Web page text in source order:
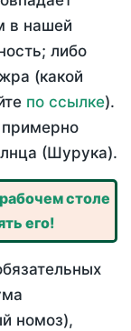
в нашей
либо
(какой
по ссылке).
(Шурука).
столе
его!
номоз),